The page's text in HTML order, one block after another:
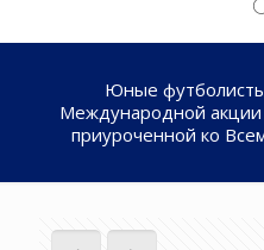
Юные
Международной
приуроченной ко